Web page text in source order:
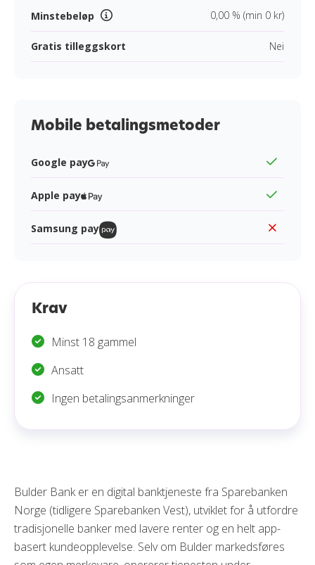
Minstebeløp 0,00 % (min 0 kr)
Gratis tilleggskort Nei
Mobile betalingsmetoder
Google pay
Apple pay
Samsung pay
Krav
Minst 18 gammel
Ansatt
Ingen betalingsanmerkninger
Bulder Bank er en digital banktjeneste fra Sparebanken
Norge (tidligere Sparebanken Vest), utviklet for å utfordre
tradisjonelle banker med lavere renter og en helt app-
basert kundeopplevelse. Selv om Bulder markedsføres